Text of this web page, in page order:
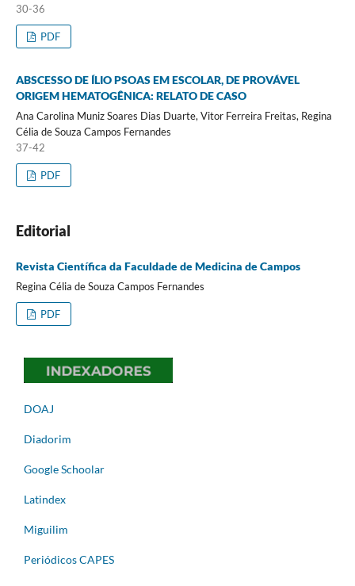
30-36
PDF
ABSCESSO DE ÍLIO PSOAS EM ESCOLAR, DE PROVÁVEL
ORIGEM HEMATOGÊNICA: RELATO DE CASO
Ana Carolina Muniz Soares Dias Duarte, Vitor Ferreira Freitas, Regina
Célia de Souza Campos Fernandes
37-42
PDF
Editorial
Revista Científica da Faculdade de Medicina de Campos
Regina Célia de Souza Campos Fernandes
PDF
DOAJ
Diadorim
Google Schoolar
Latindex
Miguilim
Periódicos CAPES